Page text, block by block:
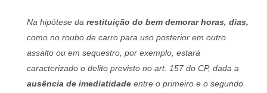
Na hipótese darestituição do bem demorar horas, dias,
como no roubo de carro para uso posterior em outro
assalto ou em sequestro, por exemplo, estará
caracterizado o delito previsto no art. 157 do CP, dada a
ausência de imediatidade entre o primeiro e o segundo